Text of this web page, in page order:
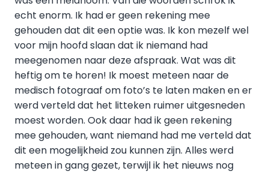
echt enorm. Ik had er geen rekening mee
gehouden dat dit een optie was. Ik kon mezelf wel
voor mijn hoofd slaan dat ik niemand had
meegenomen naar deze afspraak. Wat was dit
heftig om te horen! Ik moest meteen naar de
medisch fotograaf om foto’s te laten maken en er
werd verteld dat het litteken ruimer uitgesneden
moest worden. Ook daar had ik geen rekening
mee gehouden, want niemand had me verteld dat
dit een mogelijkheid zou kunnen zijn. Alles werd
meteen in gang gezet, terwijl ik het nieuws nog